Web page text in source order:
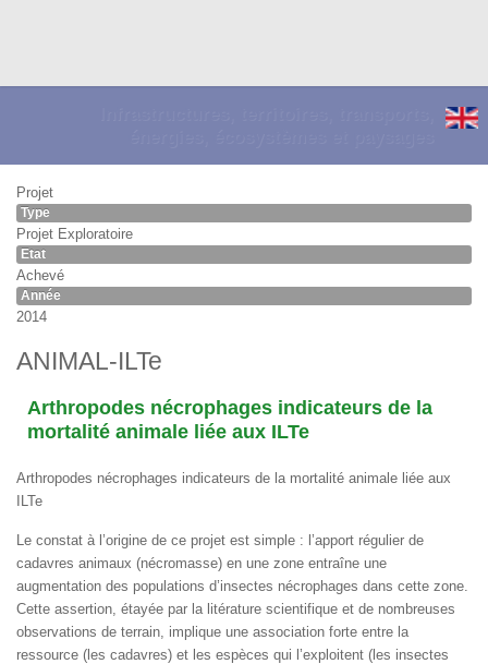
Projet
Type
Projet Exploratoire
Etat
Achevé
Année
2014
ANIMAL-ILTe
Arthropodes nécrophages indicateurs de la
mortalité animale liée aux ILTe
Arthropodes nécrophages indicateurs de la mortalité animale liée aux
ILTe
Le constat à l’origine de ce projet est simple : l’apport régulier de
cadavres animaux (nécromasse) en une zone entraîne une
augmentation des populations d’insectes nécrophages dans cette zone.
Cette assertion, étayée par la litérature scientifique et de nombreuses
observations de terrain, implique une association forte entre la
ressource (les cadavres) et les espèces qui l’exploitent (les insectes